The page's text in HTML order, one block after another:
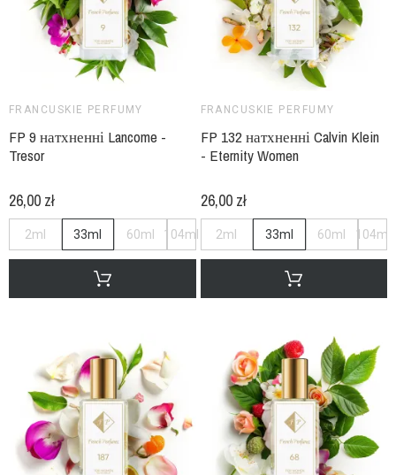
FRANCUSKIE PERFUMY
FP 9 натхненні Lancome -
Tresor
26,00 zł
2ml 33ml 60ml 104ml
FRANCUSKIE PERFUMY
FP 132 натхненні Calvin Klein
- Eternity Women
26,00 zł
2ml 33ml 60ml 104ml